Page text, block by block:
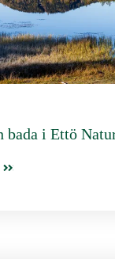
bada i Ettö